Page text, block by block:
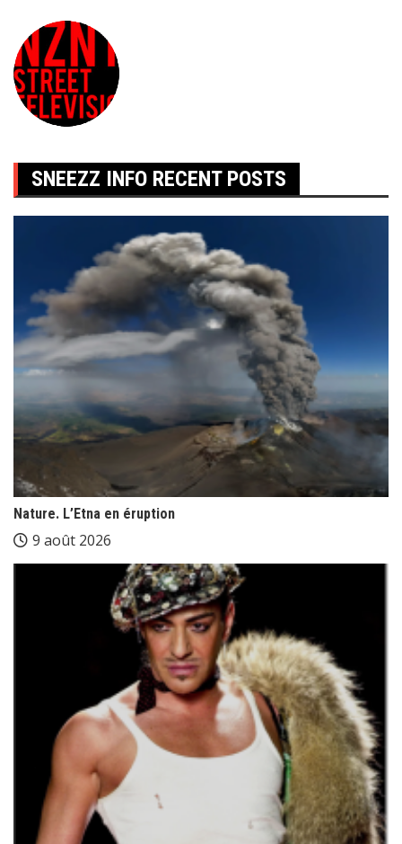
SNEEZZ INFO RECENT POSTS
Nature. L’Etna en éruption
9 août 2026